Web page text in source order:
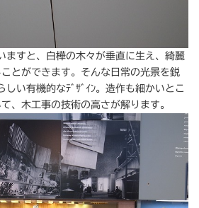
ますと、白樺の木々が垂直に生え、綺麗
とができます。そんな日常の光景を鋭
しい有機的なﾃﾞｻﾞｲﾝ。造作も細かいとこ
、木工事の技術の高さが解ります。